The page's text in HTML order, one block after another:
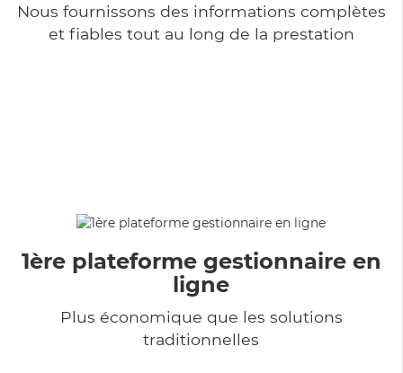
Nous fournissons des informations complètes
et fiables tout au long de la prestation
1ère plateforme gestionnaire en
ligne
Plus économique que les solutions
traditionnelles